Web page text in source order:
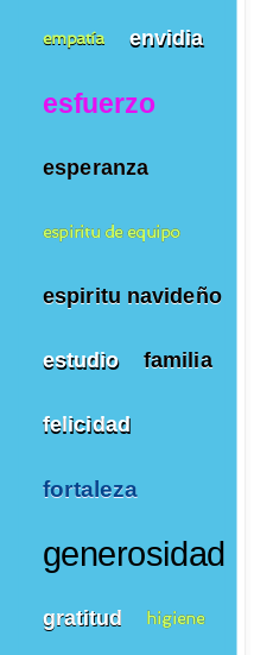
empatía envidia
esfuerzo
esperanza
espiritu de equipo
espiritu navideño
estudio familia
felicidad
fortaleza
generosidad
gratitud higiene